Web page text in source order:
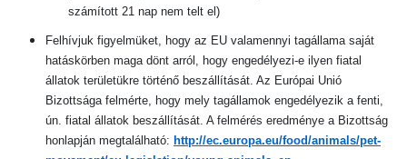
számított 21 nap nem telt el)
Felhívjuk figyelmüket, hogy az EU valamennyi tagállama saját
hatáskörben maga dönt arról, hogy engedélyezi-e ilyen fiatal
állatok területükre történő beszállítását. Az Európai Unió
Bizottsága felmérte, hogy mely tagállamok engedélyezik a fenti,
ún. fiatal állatok beszállítását. A felmérés eredménye a Bizottság
honlapján megtalálható: http://ec.europa.eu/food/animals/pet-